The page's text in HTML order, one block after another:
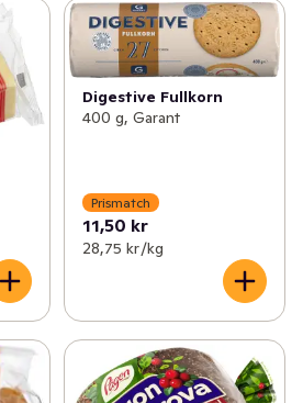
Digestive Fullkorn
400 g, Garant
Prismatch
11,50 kr
28,75 kr /kg